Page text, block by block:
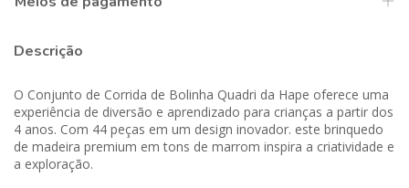
Descrição
O Conjunto de Corrida de Bolinha Quadri da Hape oferece uma
experiência de diversão e aprendizado para crianças a partir dos
4 anos. Com 44 peças em um design inovador. este brinquedo
de madeira premium em tons de marrom inspira a criatividade e
a exploração.